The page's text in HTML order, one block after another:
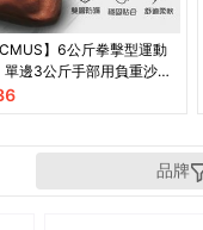
】6公斤拳擊型運動
單邊3公斤手部用負重沙袋
拳擊、散打、自由博擊等運
品牌